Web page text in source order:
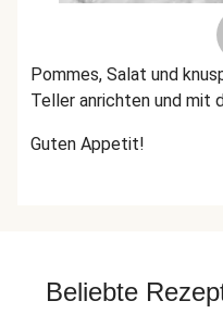
Pommes, Salat und
Teller anrichten und mit
Guten Appetit!
Beliebte